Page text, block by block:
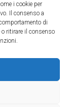
i cookie per
Il consenso a
di
ritirare il consenso
intervento 24